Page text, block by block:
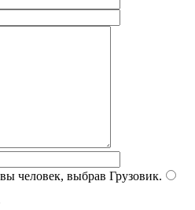
человек, выбрав Грузовик.